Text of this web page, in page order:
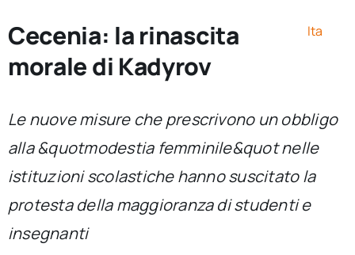
Ricerca e divulgazione
Sezioni
Chi siamo
per:
Cecenia: la rinascita
morale di Kadyrov
Ita
Le nuove misure che prescrivono un obbligo
alla &quotmodestia femminile&quot nelle
istituzioni scolastiche hanno suscitato la
protesta della maggioranza di studenti e
insegnanti